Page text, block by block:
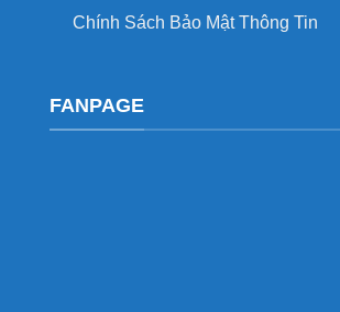
Chính Sách Bảo Mật Thông Tin
FANPAGE